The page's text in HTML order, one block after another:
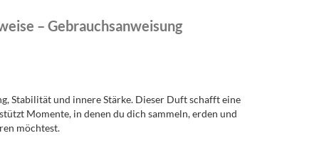
– Gebrauchsanweisung
Stabilität und innere Stärke. Dieser Duft schafft eine
Momente, in denen du dich sammeln, erden und
möchtest.